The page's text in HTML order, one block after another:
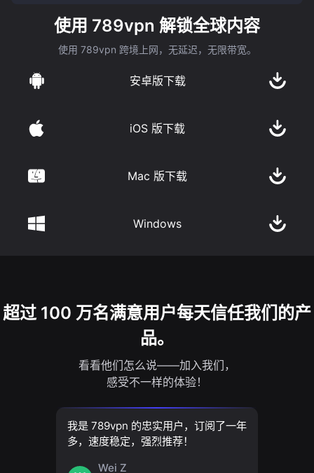
使用 789vpn 解锁全球内容
使用 789vpn 跨境上网，无延迟，无限带宽。
安卓版下载
iOS 版下载
Mac 版下载
Windows
超过 100 万名满意用户每天信任我们的产
品。
看看他们怎么说——加入我们，
感受不一样的体验！
我是 789vpn 的忠实用户，订阅了一年
多，速度稳定，强烈推荐！
Wei Z